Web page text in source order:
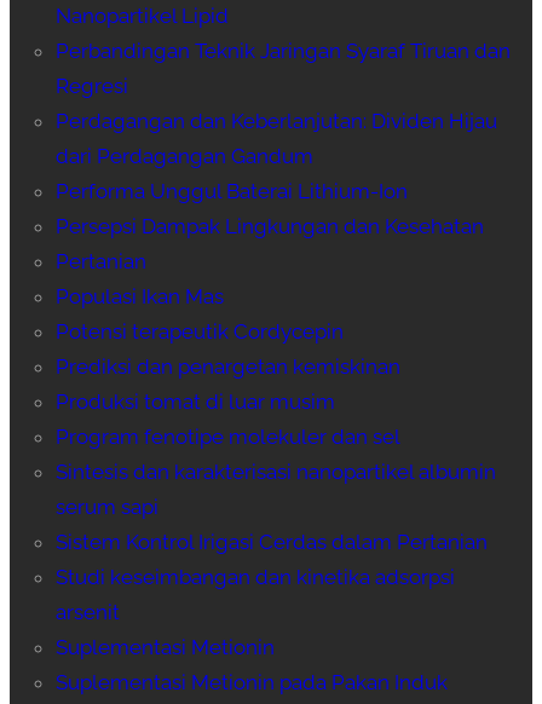
Nanopartikel Lipid
Perbandingan Teknik Jaringan Syaraf Tiruan dan
Regresi
Perdagangan dan Keberlanjutan: Dividen Hijau
dari Perdagangan Gandum
Performa Unggul Baterai Lithium-Ion
Persepsi Dampak Lingkungan dan Kesehatan
Pertanian
Populasi Ikan Mas
Potensi terapeutik Cordycepin
Prediksi dan penargetan kemiskinan
Produksi tomat di luar musim
Program fenotipe molekuler dan sel
Sintesis dan karakterisasi nanopartikel albumin
serum sapi
Sistem Kontrol Irigasi Cerdas dalam Pertanian
Studi keseimbangan dan kinetika adsorpsi
arsenit
Suplementasi Metionin
Suplementasi Metionin pada Pakan Induk